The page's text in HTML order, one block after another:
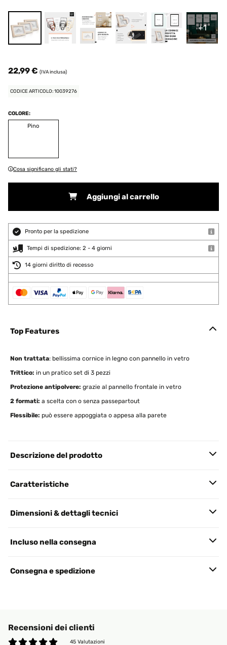
+1
22,99 € (IVA inclusa)
CODICE ARTICOLO: 10039276
COLORE:
Pino
Cosa significano gli stati?
Aggiungi al carrello
Pronto per la spedizione
Tempi di spedizione: 2 - 4 giorni
14 giorni diritto di recesso
Top Features
Non trattata: bellissima cornice in legno con pannello in vetro
Trittico: in un pratico set di 3 pezzi
Protezione antipolvere: grazie al pannello frontale in vetro
2 formati: a scelta con o senza passepartout
Flessibile: può essere appoggiata o appesa alla parete
Descrizione del prodotto
Caratteristiche
Dimensioni & dettagli tecnici
Incluso nella consegna
Consegna e spedizione
Recensioni dei clienti
45 Valutazioni